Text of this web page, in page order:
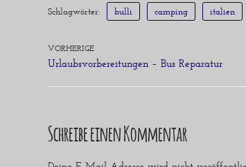
Schlagwörter: bulli camping italien
VORHERIGE
Urlaubsvorbereitungen – Bus Reparatur
Schreibe einen Kommentar